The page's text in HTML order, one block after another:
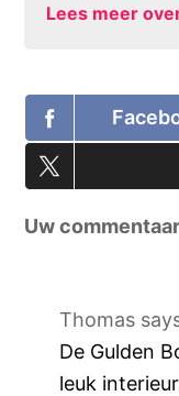
Lees meer
Share
on
Uw commentaar
Thomas
De Gulden
leuk